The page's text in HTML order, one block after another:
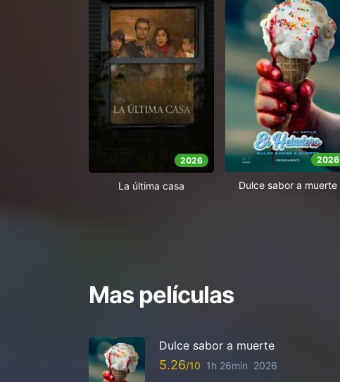
2026
La última casa
2026
Dulce sabor a muerte
Mas películas
Dulce sabor a muerte
5.26 1h 26min 2026